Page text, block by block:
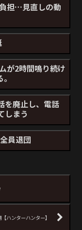
担…見直しの動
が2時間鳴り続け
を廃止し、電話
しまう
員退団
ハンターハンター】